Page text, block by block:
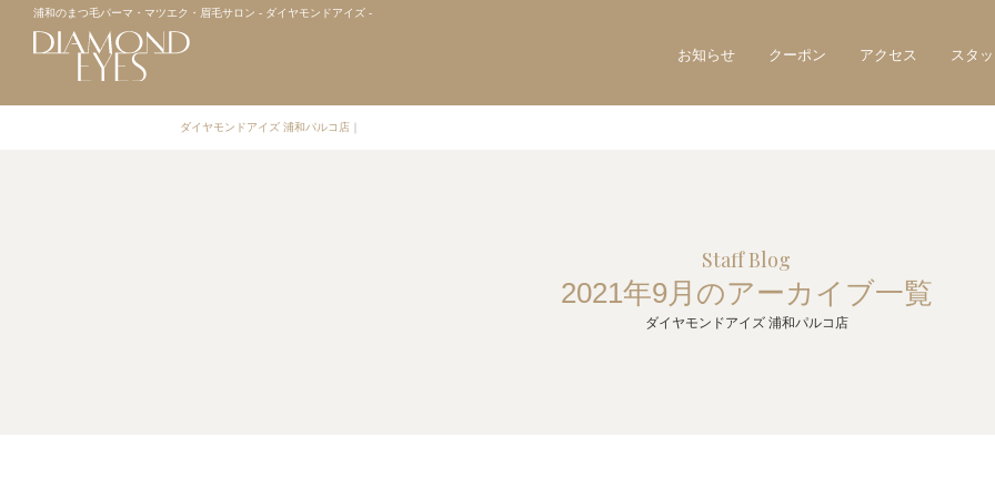
浦和のまつ毛パーマ・マツエク・眉毛サロン - ダイヤモンドアイズ -
お知らせ クーポン アクセス スタ
ダイヤモンドアイズ 浦和パルコ店
Staff Blog
2021年9月のアーカイブ一覧
ダイヤモンドアイズ 浦和パルコ店